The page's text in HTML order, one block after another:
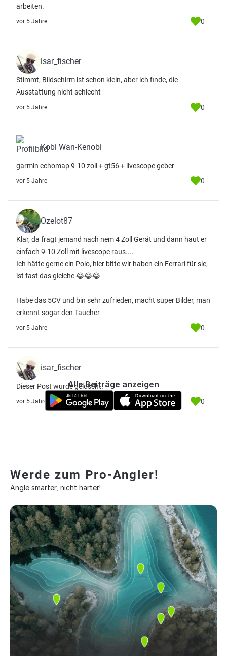
arbeiten.
vor 5 Jahre 0
isar_fischer
Stimmt, Bildschirm ist schon klein, aber ich finde, die
Ausstattung nicht schlecht
vor 5 Jahre 0
Kobi Wan-Kenobi
garmin echomap 9-10 zoll + gt56 + livescope geber
vor 5 Jahre 0
Ozelot87
Klar, da fragt jemand nach nem 4 Zoll Gerät und dann haut er
einfach 9-10 Zoll mit livescope raus....
Ich hätte gerne ein Polo, hier bitte wir haben ein Ferrari für sie,
ist fast das gleiche 😂😂😂
Habe das 5CV und bin sehr zufrieden, macht super Bilder, man
erkennt sogar den Taucher
vor 5 Jahre 0
isar_fischer
Dieser Post wurde gelöscht.
vor 5 Jahre 0
Alle Beiträge anzeigen
Werde zum Pro-Angler!
Angle smarter, nicht härter!